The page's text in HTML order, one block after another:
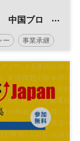
中国ブロ
ー 事業承継
ピッチ